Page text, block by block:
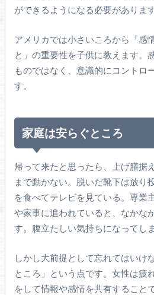
ができるようになる必要があります
アメリカでは小さいころから「感
と」の重要性を子供に教えます。
ものではなく、意識的にコントロ
す。
家庭は安らぐところ
帰って来たと思ったら、上げ膳据
まで動かない。脱いだ靴下は放り
を食べてテレビを見ている。専業
や家事に追われていると、なかな
す。腹立たしい気持ちになってし
しかし大前提として忘れてはいけ
ところ」という点です。女性は疲
をして情報や感情を共有すること